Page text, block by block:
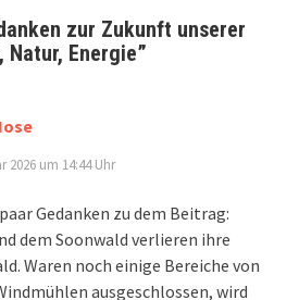
zur Zukunft unserer
Natur, Energie”
2026 um 14:44 Uhr
Gedanken zu dem Beitrag:
dem Soonwald verlieren ihre
Waren noch einige Bereiche von
ausgeschlossen, wird